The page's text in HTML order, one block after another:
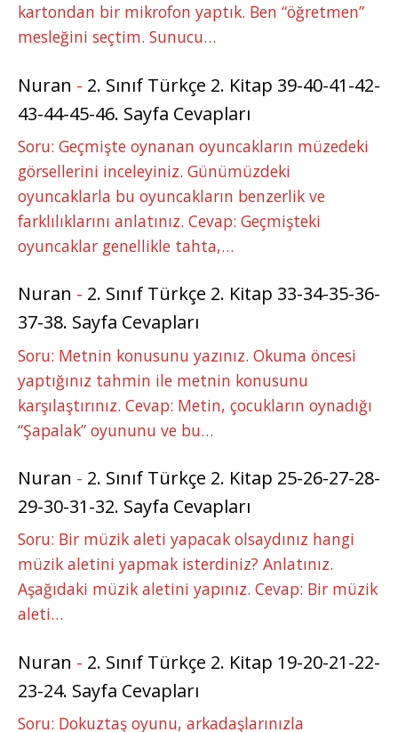
kartondan bir mikrofon yaptık. Ben “öğretmen”
mesleğini seçtim. Sunucu…
Nuran - 2. Sınıf Türkçe 2. Kitap 39-40-41-42-
43-44-45-46. Sayfa Cevapları
Soru: Geçmişte oynanan oyuncakların müzedeki
görsellerini inceleyiniz. Günümüzdeki
oyuncaklarla bu oyuncakların benzerlik ve
farklılıklarını anlatınız. Cevap: Geçmişteki
oyuncaklar genellikle tahta,…
Nuran - 2. Sınıf Türkçe 2. Kitap 33-34-35-36-
37-38. Sayfa Cevapları
Soru: Metnin konusunu yazınız. Okuma öncesi
yaptığınız tahmin ile metnin konusunu
karşılaştırınız. Cevap: Metin, çocukların oynadığı
“Şapalak” oyununu ve bu…
Nuran - 2. Sınıf Türkçe 2. Kitap 25-26-27-28-
29-30-31-32. Sayfa Cevapları
Soru: Bir müzik aleti yapacak olsaydınız hangi
müzik aletini yapmak isterdiniz? Anlatınız.
Aşağıdaki müzik aletini yapınız. Cevap: Bir müzik
aleti…
Nuran - 2. Sınıf Türkçe 2. Kitap 19-20-21-22-
23-24. Sayfa Cevapları
Soru: Dokuztaş oyunu, arkadaşlarınızla